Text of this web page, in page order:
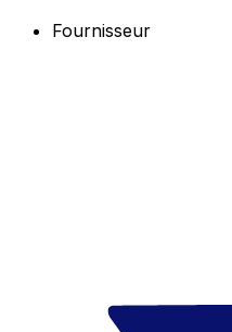
Fournisseur